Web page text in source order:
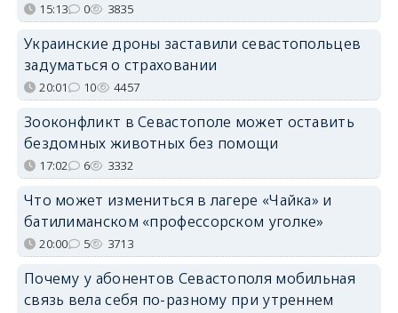
15:13 0 3835
Украинские дроны заставили севастопольцев
задуматься о страховании
20:01 10 4457
Зооконфликт в Севастополе может оставить
бездомных животных без помощи
17:02 6 3332
Что может измениться в лагере «Чайка» и
батилиманском «профессорском уголке»
20:00 5 3713
Почему у абонентов Севастополя мобильная
связь вела себя по-разному при утреннем